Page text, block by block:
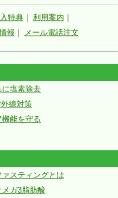
特典｜ 利用案内
報 メール電話注文
に塩素除去
線対策
能を守る
ァスティングとは
ガ3脂肪酸